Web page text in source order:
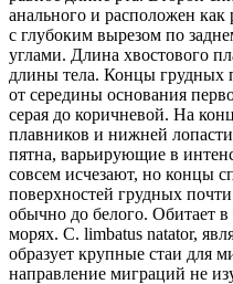
анального и расположен
с глубоким вырезом по
углами. Длина хвостового
длины тела. Концы грудных
от середины основания
серая до коричневой. На
плавников и нижней
пятна, варьирующие в
совсем исчезают, но концы
поверхностей грудных
обычно до белого. Обитает
морях. С. limbatus natator,
образует крупные стаи для
направление миграций не